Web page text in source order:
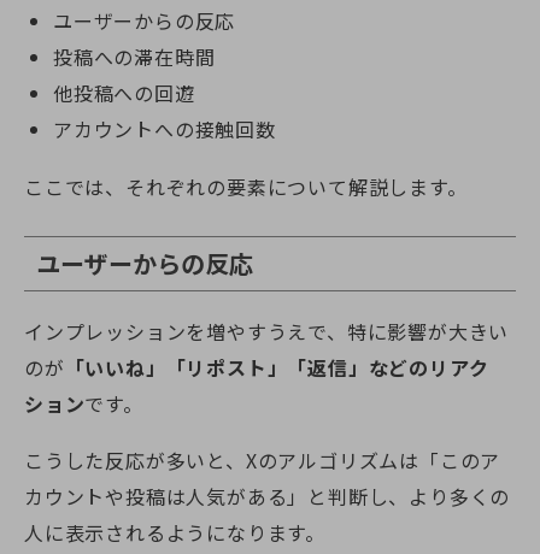
ユーザーからの反応
投稿への滞在時間
他投稿への回遊
アカウントへの接触回数
ここでは、それぞれの要素について解説します。
ユーザーからの反応
インプレッションを増やすうえで、特に影響が大きい
のが 「いいね」「リポスト」「返信」などのリアク
ションです。
こうした反応が多いと、Xのアルゴリズムは「このア
カウントや投稿は人気がある」と判断し、より多くの
人に表示されるようになります。